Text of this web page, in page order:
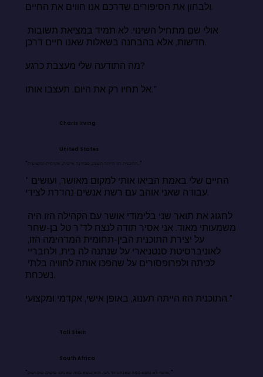
ולבחון את הסיפורים שדרכם אנו חווים את החיים.
אולי שם מתחיל השינוי. לא תמיד במציאת תשובות
חדשות, אלא בהבחנה בשאלות שאנו חיים דרכן.
מה התודעה שלי מעצבת כרגע?
אל תחיו רק את היום. תעצבו אותו."
Charis Irving
United States
"התוכנית הזו הייתה תענוג, מבחינה אישית, אקדמית ומקצועית."
"החיים שלי באמת הביאו אותי למקום מאושר, ועושים
עבודה שאני אוהב עם רשת אנשים נהדרת לצידי.
משמעותי מאוד. אני אסיר תודה לנצח לד"ר טל בן-שחר
נשכחת.
התוכנית הזו הייתה תענוג, באופן אישי, אקדמי ומקצועי."
Tali Stein
South Africa
"אושר לא נמצא במה שאנחנו יודעים. הוא נמצא במה שאנחנו עושים שוב ושוב."